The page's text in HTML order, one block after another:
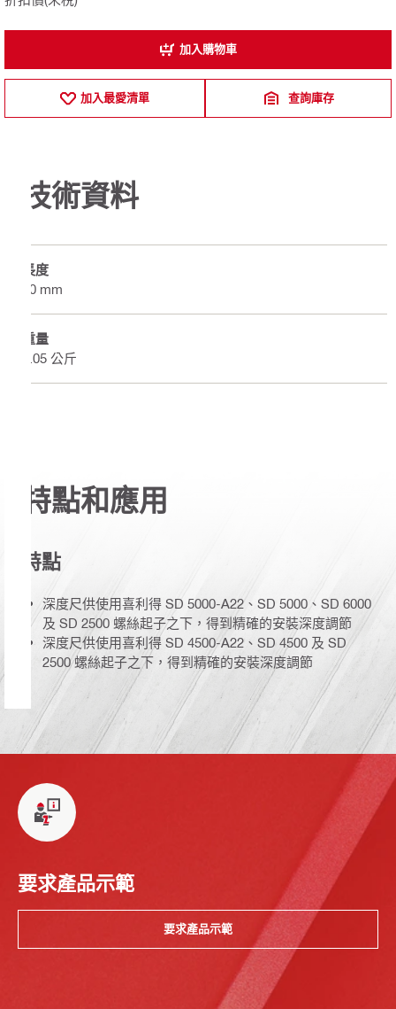
加入購物車
加入最愛清單 查詢庫存
技術資料
長度
50 mm
重量
0.05 公斤
特點和應用
特點
深度尺供使用喜利得 SD 5000-A22、SD 5000、SD 6000
及 SD 2500 螺絲起子之下，得到精確的安裝深度調節
深度尺供使用喜利得 SD 4500-A22、SD 4500 及 SD
2500 螺絲起子之下，得到精確的安裝深度調節
要求產品示範
要求產品示範